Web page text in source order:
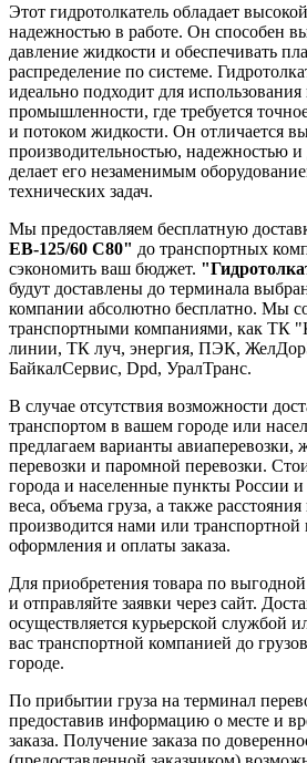
Этот гидротолкатель обладает
надежностью в работе. Он способен
давление жидкости и обеспечивать
распределение по системе.
идеально подходит для
промышленности, где требуется
и потоком жидкости. Он отличается
производительностью, надежностью и
делает его незаменимым
технических задач.
Мы предоставляем бесплатную
ЕВ-125/60 С80" до транспортных
сэкономить ваш бюджет.
будут доставлены до терминала
компании абсолютно бесплатно. Мы
транспортными компаниями, как
линии, ТК луч, энергия, ПЭК,
БайкалСервис, Dpd, УралТранс.
В случае отсутствия возможности
транспортом в вашем городе или
предлагаем варианты авиаперевозки,
перевозки и паромной перевозки.
города и населенные пункты России
веса, объема груза, а также
производится нами или
оформления и оплаты заказа.
Для приобретения товара по
и отправляйте заявки через сайт.
осуществляется курьерской службой
вас транспортной компанией до
городе.
По прибытии груза на терминал
предоставив информацию о месте и
заказа. Получение заказа по